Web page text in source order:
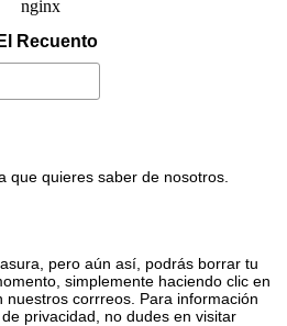
Recuento
que quieres saber de nosotros.
pero aún así, podrás borrar tu
simplemente haciendo clic en
nuestros corrreos. Para información
privacidad, no dudes en visitar